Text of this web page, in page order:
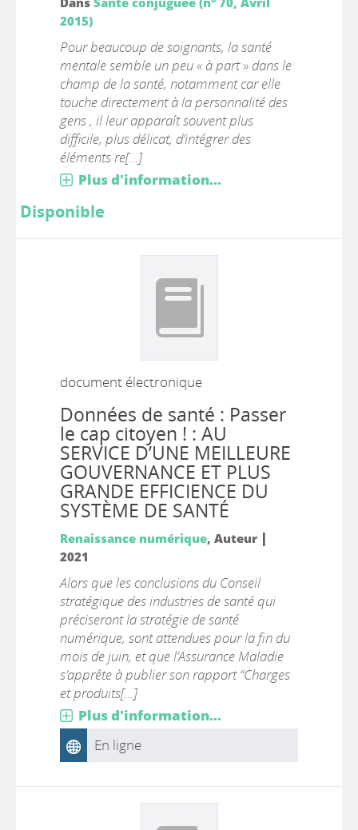
2015)
Pour beaucoup de soignants, la santé
mentale semble un peu « à part » dans le
champ de la santé, notamment car elle
touche directement à la personnalité des
gens , il leur apparaît souvent plus
difficile, plus délicat, d’intégrer des
éléments re[...]
Plus d'information...
Disponible
document électronique
Données de santé : Passer
le cap citoyen ! : AU
SERVICE D’UNE MEILLEURE
GOUVERNANCE ET PLUS
GRANDE EFFICIENCE DU
SYSTÈME DE SANTÉ
Renaissance numérique, Auteur |
2021
Alors que les conclusions du Conseil
stratégique des industries de santé qui
préciseront la stratégie de santé
numérique, sont attendues pour la fin du
mois de juin, et que l’Assurance Maladie
s’apprête à publier son rapport “Charges
et produits[...]
Plus d'information...
En ligne